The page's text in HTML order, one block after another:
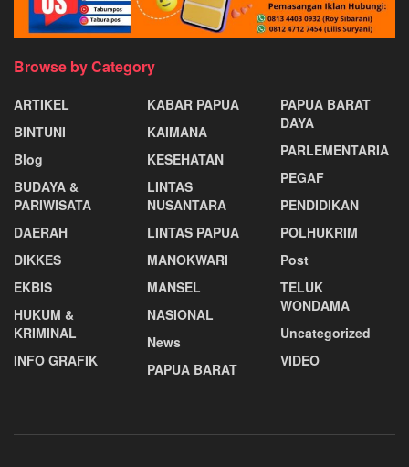
Browse by Category
ARTIKEL
BINTUNI
Blog
BUDAYA &
PARIWISATA
DAERAH
DIKKES
EKBIS
HUKUM &
KRIMINAL
INFO GRAFIK
KABAR PAPUA
KAIMANA
KESEHATAN
LINTAS
NUSANTARA
LINTAS PAPUA
MANOKWARI
MANSEL
NASIONAL
News
PAPUA BARAT
PAPUA BARAT
DAYA
PARLEMENTARIA
PEGAF
PENDIDIKAN
POLHUKRIM
Post
TELUK
WONDAMA
Uncategorized
VIDEO